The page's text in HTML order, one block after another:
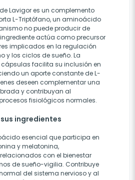
Lavigor es un complemento
L-Triptófano, un aminoácido
no puede producir de
actúa como precursor
implicados en la regulación
y los ciclos de sueño. La
facilita su inclusión en
un aporte constante de L-
deseen complementar una
y contribuyan al
fisiológicos normales.
ingredientes
esencial que participa en
y melatonina,
con el bienestar
de sueño-vigilia. Contribuye
del sistema nervioso y al